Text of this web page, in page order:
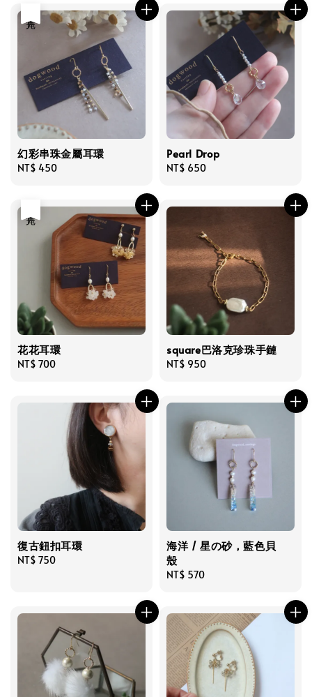
幻彩串珠金屬耳環
Regular
NT$ 450
Pearl Drop
Regular
NT$ 650
花花耳環
Regular
NT$ 700
square巴洛克珍珠手鏈
Regular
NT$ 950
復古鈕扣耳環
Regular
NT$ 750
海洋 / 星の砂，藍色貝
殼
Regular
NT$ 570